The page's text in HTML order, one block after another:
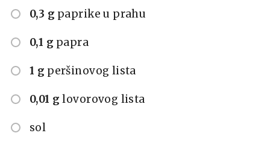
0,3 g paprike u prahu
0,1 g papra
1 g peršinovog lista
0,01 g lovorovog lista
sol